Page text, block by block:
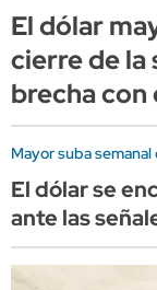
El dólar
cierre de la
brecha con
Mayor suba
El dólar se
ante las